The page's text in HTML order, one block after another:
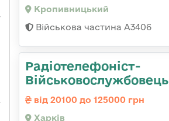
Кропивницький
Військова частина А3406
Радіотелефоніст-
Військовослужбовець
від 20100 до 125000 грн
Харків